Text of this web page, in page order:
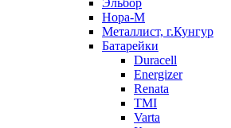
Эльбор
Нора-М
Металлист, г.Кунгур
Батарейки
Duracell
Energizer
Renata
TMI
Varta